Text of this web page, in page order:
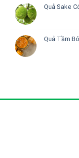
Quả Sake
Quả Tầm